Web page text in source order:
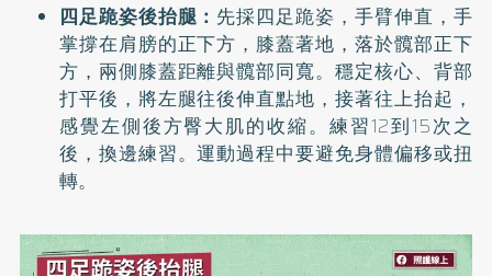
四足跪姿後抬腿： 先採四足跪姿，手臂伸直，手
掌撐在肩膀的正下方，膝蓋著地，落於髖部正下
方，兩側膝蓋距離與髖部同寬。穩定核心、背部
打平後，將左腿往後伸直點地，接著往上抬起，
感覺左側後方臀大肌的收縮。練習12到15次之
後，換邊練習。運動過程中要避免身體偏移或扭
轉。